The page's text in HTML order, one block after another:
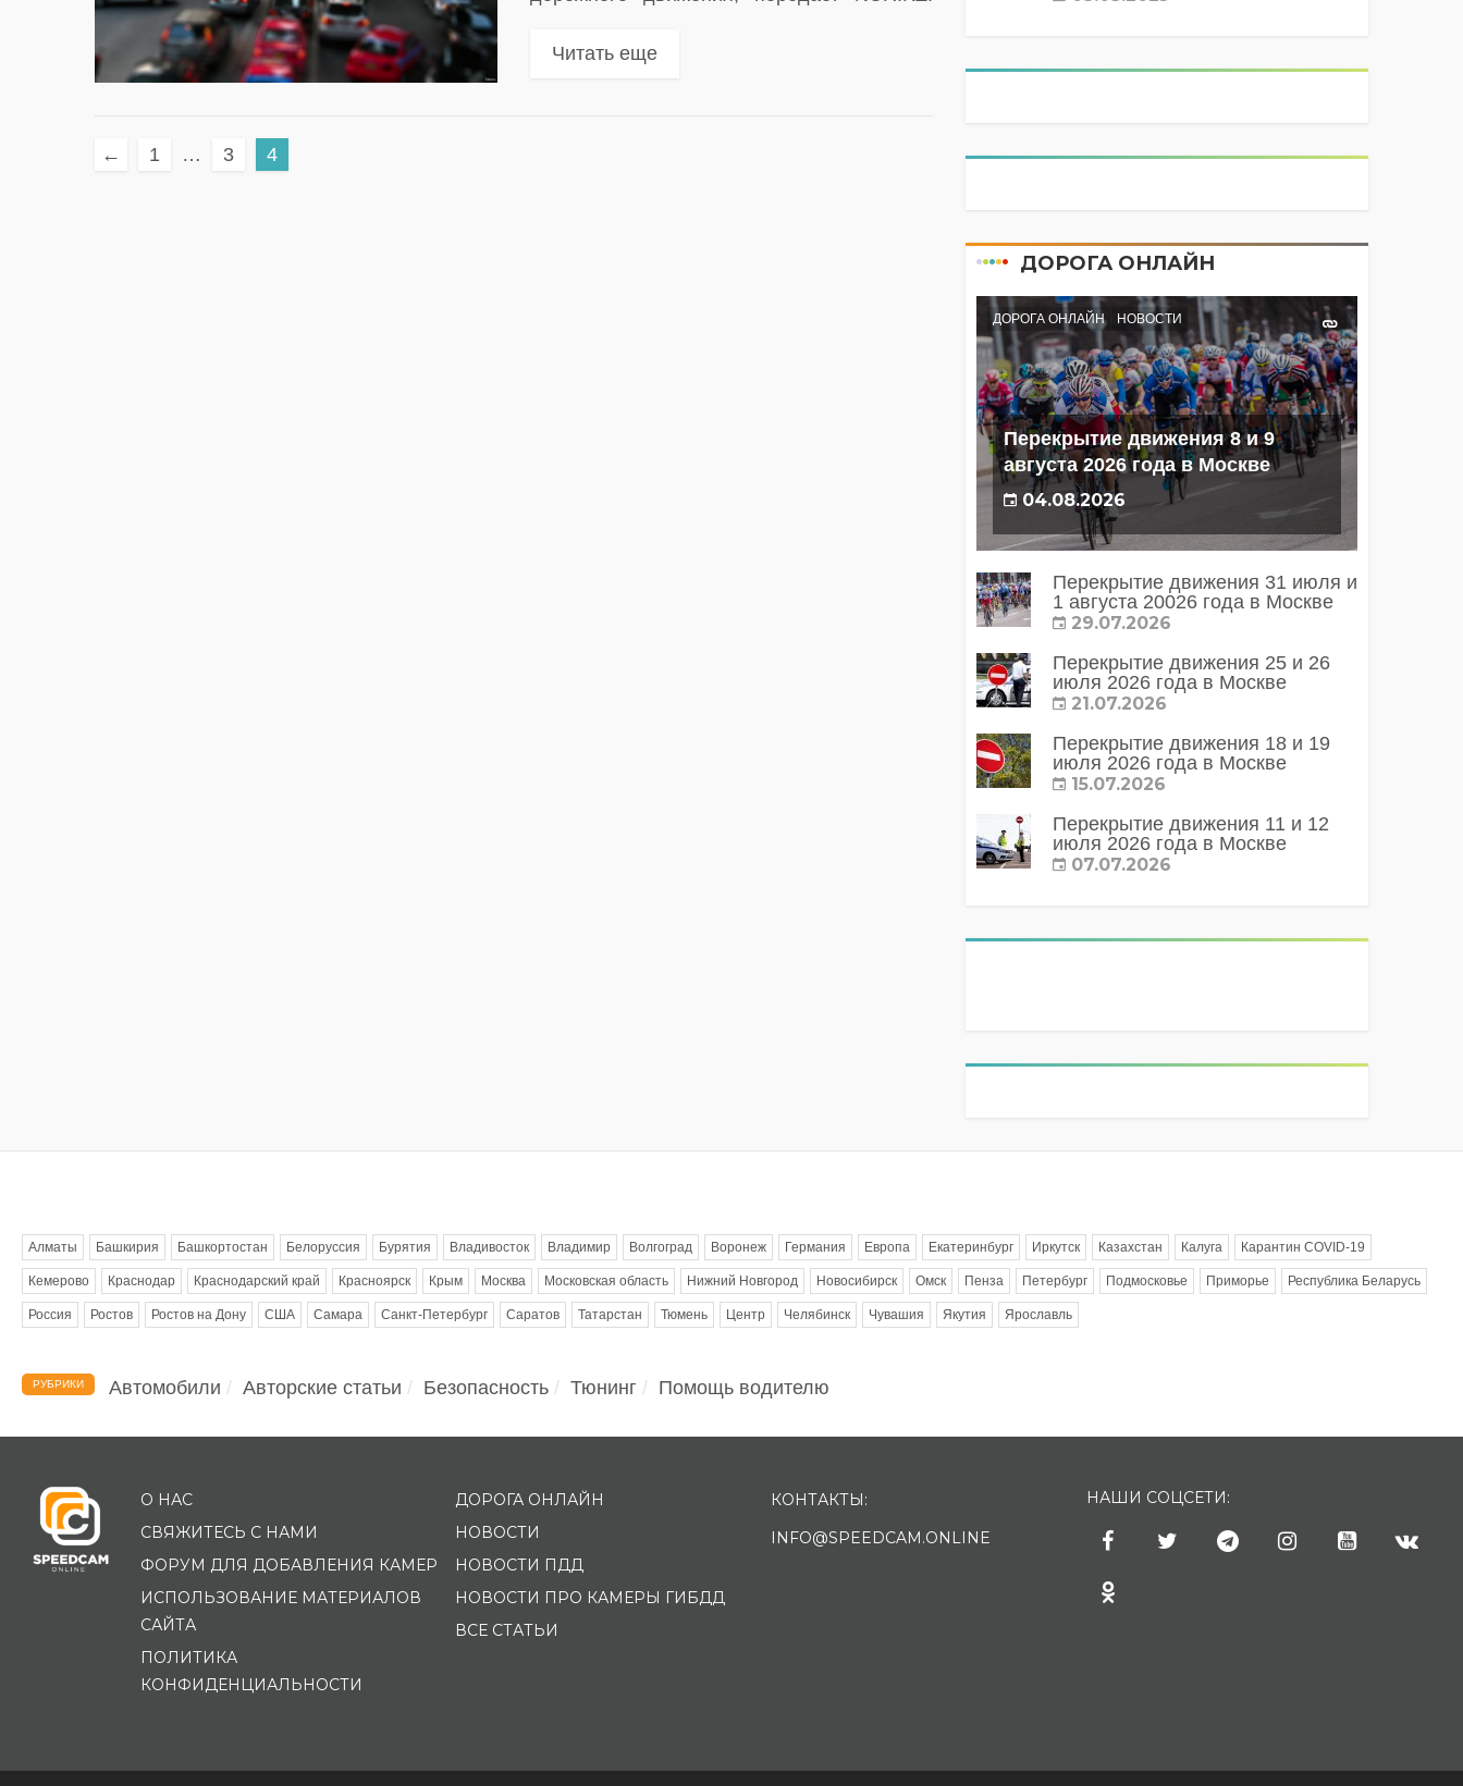
что после подписания главой государства
Читать еще
← 1 … 3 4
ДОРОГА ОНЛАЙН
ДОРОГА ОНЛАЙН НОВОСТИ
Перекрытие движения 8 и 9
августа 2026 года в Москве
04.08.2026
Перекрытие движения 31 июля и
1 августа 20026 года в Москве
29.07.2026
Перекрытие движения 25 и 26
июля 2026 года в Москве
21.07.2026
Перекрытие движения 18 и 19
июля 2026 года в Москве
15.07.2026
Перекрытие движения 11 и 12
июля 2026 года в Москве
07.07.2026
Алматы Башкирия Башкортостан Белоруссия Бурятия Владивосток Владимир Волгоград Воронеж Германия Европа Екатеринбург Иркутск Казахстан Калуга Карантин COVID-19
Кемерово Краснодар Краснодарский край Красноярск Крым Москва Московская область Нижний Новгород Новосибирск Омск Пенза Петербург Подмосковье Приморье Республика Беларусь
Россия Ростов Ростов на Дону США Самара Санкт-Петербург Саратов Татарстан Тюмень Центр Челябинск Чувашия Якутия Ярославль
РУБРИКИ Автомобили Авторские статьи Безопасность Тюнинг Помощь водителю
О НАС
СВЯЖИТЕСЬ С НАМИ
ФОРУМ ДЛЯ ДОБАВЛЕНИЯ КАМЕР
ИСПОЛЬЗОВАНИЕ МАТЕРИАЛОВ
САЙТА
ПОЛИТИКА
КОНФИДЕНЦИАЛЬНОСТИ
ДОРОГА ОНЛАЙН
НОВОСТИ
НОВОСТИ ПДД
НОВОСТИ ПРО КАМЕРЫ ГИБДД
ВСЕ СТАТЬИ
КОНТАКТЫ:
INFO@SPEEDCAM.ONLINE
НАШИ СОЦСЕТИ: